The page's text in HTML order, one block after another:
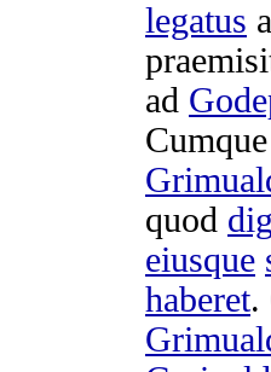
legatus
ad
Cumque
quod
eiusque
haberet.